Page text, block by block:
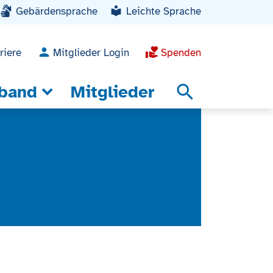
Gebärdensprache Leichte Sprache
Mitglieder Login Spenden
Mitglieder search